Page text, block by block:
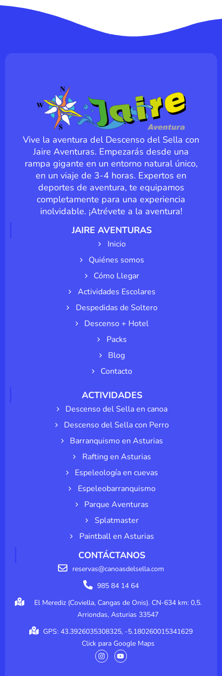
Vive la aventura del Descenso del Sella con
Jaire Aventuras. Empezarás desde una
rampa gigante en un entorno natural único,
en un viaje de 3-4 horas. Expertos en
deportes de aventura, te equipamos
completamente para una experiencia
inolvidable. ¡Atrévete a la aventura!
JAIRE AVENTURAS
Inicio
Quiénes somos
Cómo Llegar
Actividades Escolares
Despedidas de Soltero
Descenso + Hotel
Packs
Blog
Contacto
ACTIVIDADES
Descenso del Sella en canoa
Descenso del Sella con Perro
Barranquismo en Asturias
Rafting en Asturias
Espeleología en cuevas
Espeleobarranquismo
Parque Aventuras
Splatmaster
Paintball en Asturias
CONTÁCTANOS
reservas@canoasdelsella.com
985 84 14 64
El Merediz (Coviella, Cangas de Onis). CN-634 km: 0,5.
Arriondas, Asturias 33547
GPS: 43.3926035308325, -5.180260015341629
Click para Google Maps
I
n
Y
o